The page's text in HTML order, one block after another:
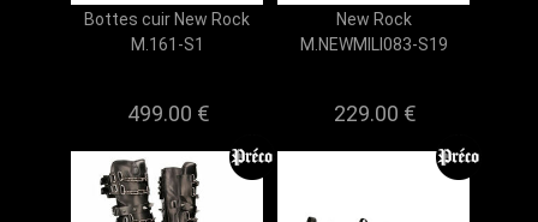
Bottes cuir New Rock
M.161-S1
499.00 €
New Rock
M.NEWMILI083-S19
229.00 €